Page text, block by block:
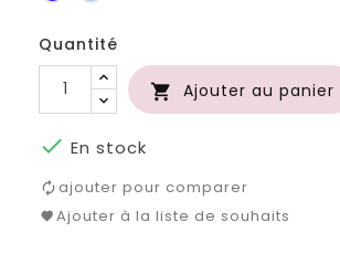
roi
Quantité
 Ajouter au panier
 En stock
ajouter pour comparer
Ajouter à la liste de souhaits